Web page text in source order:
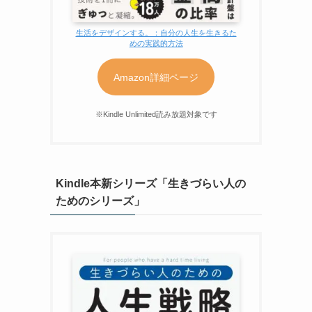
生活をデザインする。：自分の人生を生きるた
めの実践的方法
Amazon詳細ページ
※Kindle Unlimited読み放題対象です
Kindle本新シリーズ「生きづらい人の
ためのシリーズ」